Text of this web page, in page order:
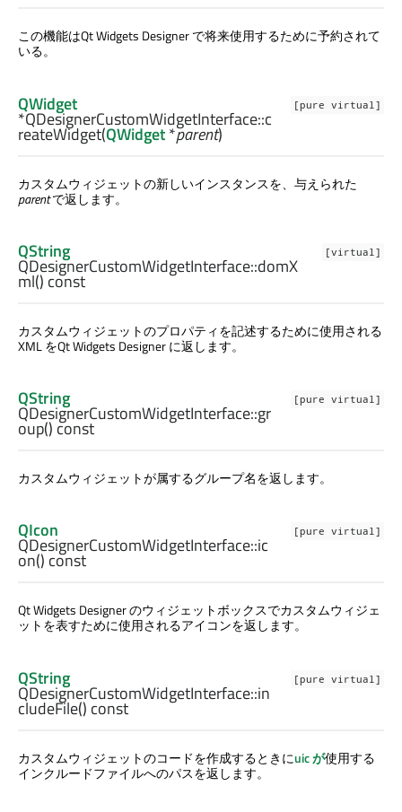
この機能はQt Widgets Designerで将来使用するために予約されて
いる。
[pure virtual]
QWidget
*QDesignerCustomWidgetInterface::c
reateWidget(QWidget*parent)
カスタムウィジェットの新しいインスタンスを、与えられた
parentで返します。
[virtual]
QString
QDesignerCustomWidgetInterface::domX
ml() const
カスタムウィジェットのプロパティを記述するために使用される
XML をQt Widgets Designerに返します。
[pure virtual]
QString
QDesignerCustomWidgetInterface::gr
oup() const
カスタムウィジェットが属するグループ名を返します。
[pure virtual]
QIcon
QDesignerCustomWidgetInterface::ic
on() const
Qt Widgets Designerのウィジェットボックスでカスタムウィジェ
ットを表すために使用されるアイコンを返します。
[pure virtual]
QString
QDesignerCustomWidgetInterface::in
cludeFile() const
カスタムウィジェットのコードを作成するときにuic が使用する
インクルードファイルへのパスを返します。